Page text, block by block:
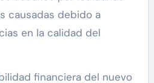
causadas debido a
en la calidad del
financiera del nuevo